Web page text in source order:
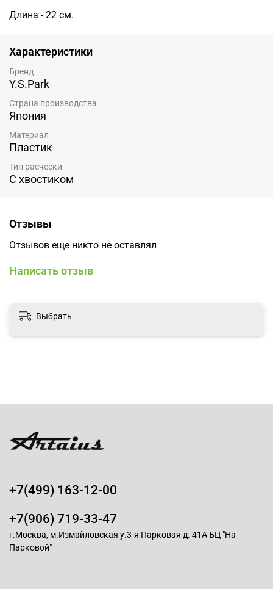
Длина - 22 см.
Характеристики
Бренд
Y.S.Park
Страна производства
Япония
Материал
Пластик
Тип расчески
С хвостиком
Отзывы
Отзывов еще никто не оставлял
Написать отзыв
Выбрать
+7(499) 163-12-00
+7(906) 719-33-47
г.Москва, м.Измайловская у.3-я Парковая д. 41А БЦ "На
Парковой"